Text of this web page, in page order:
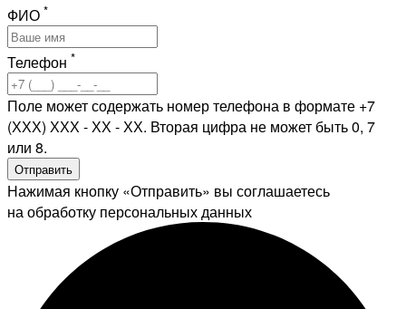
ФИО *
Телефон *
Поле может содержать номер телефона в формате +7
(ХХХ) ХХХ - ХХ - ХХ. Вторая цифра не может быть 0, 7
или 8.
Отправить
Нажимая кнопку «Отправить» вы соглашаетесь
на обработку персональных данных